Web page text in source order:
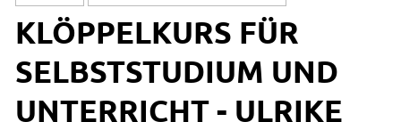
KLÖPPELKURS FÜR
SELBSTSTUDIUM UND
UNTERRICHT - ULRIKE